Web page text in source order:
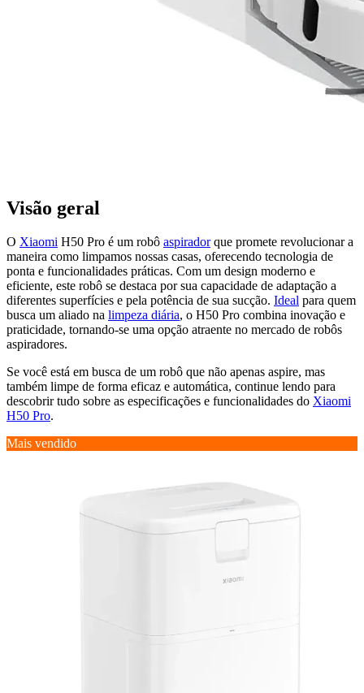
Visão geral
O Xiaomi H50 Pro é um robô aspiradorque promete revolucionar a
maneira como limpamos nossas casas, oferecendo tecnologia de
ponta e funcionalidades práticas. Com um design moderno e
eficiente, este robô se destaca por sua capacidade de adaptação a
diferentes superfícies e pela potência de sua sucção. Ideal para quem
busca um aliado na limpeza diária, o H50 Pro combina inovação e
praticidade, tornando-se uma opção atraente no mercado de robôs
aspiradores.
Se você está em busca de um robô que não apenas aspire, mas
também limpe de forma eficaz e automática, continue lendo para
descobrir tudo sobre as especificações e funcionalidades do Xiaomi
H50 Pro.
Mais vendido